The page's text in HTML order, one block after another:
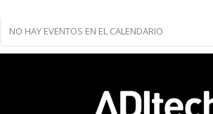
NO HAY EVENTOS EN EL CALENDARIO